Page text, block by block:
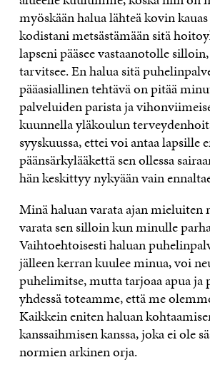
myöskään halua lähteä kovin
kodistani metsästämään sitä
lapseni pääsee vastaanotolle
tarvitsee. En halua sitä
pääasiallinen tehtävä on pitää
palveluiden parista ja
kuunnella yläkoulun
syyskuussa, ettei voi antaa lapsille
päänsärkylääkettä sen ollessa
hän keskittyy nykyään vain
Minä haluan varata ajan mieluiten
varata sen silloin kun minulle
Vaihtoehtoisesti haluan
jälleen kerran kuulee minua, voi
puhelimitse, mutta tarjoaa apua ja
yhdessä toteamme, että me
Kaikkein eniten haluan
kanssaihmisen kanssa, joka ei ole
normien arkinen orja.